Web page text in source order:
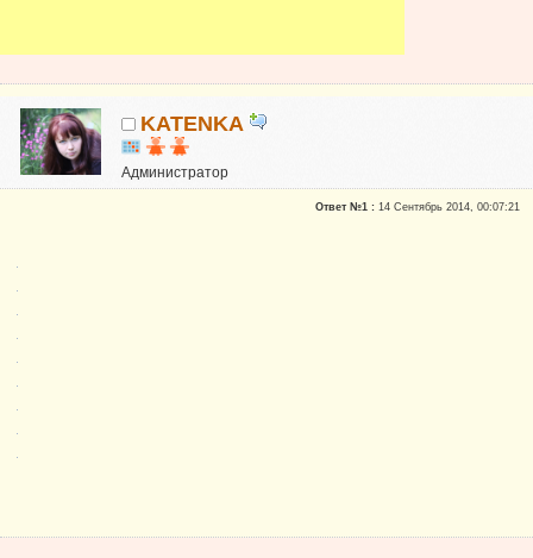
KATENKA
Администратор
Ответ №1 :14 Сентябрь 2014, 00:07:21